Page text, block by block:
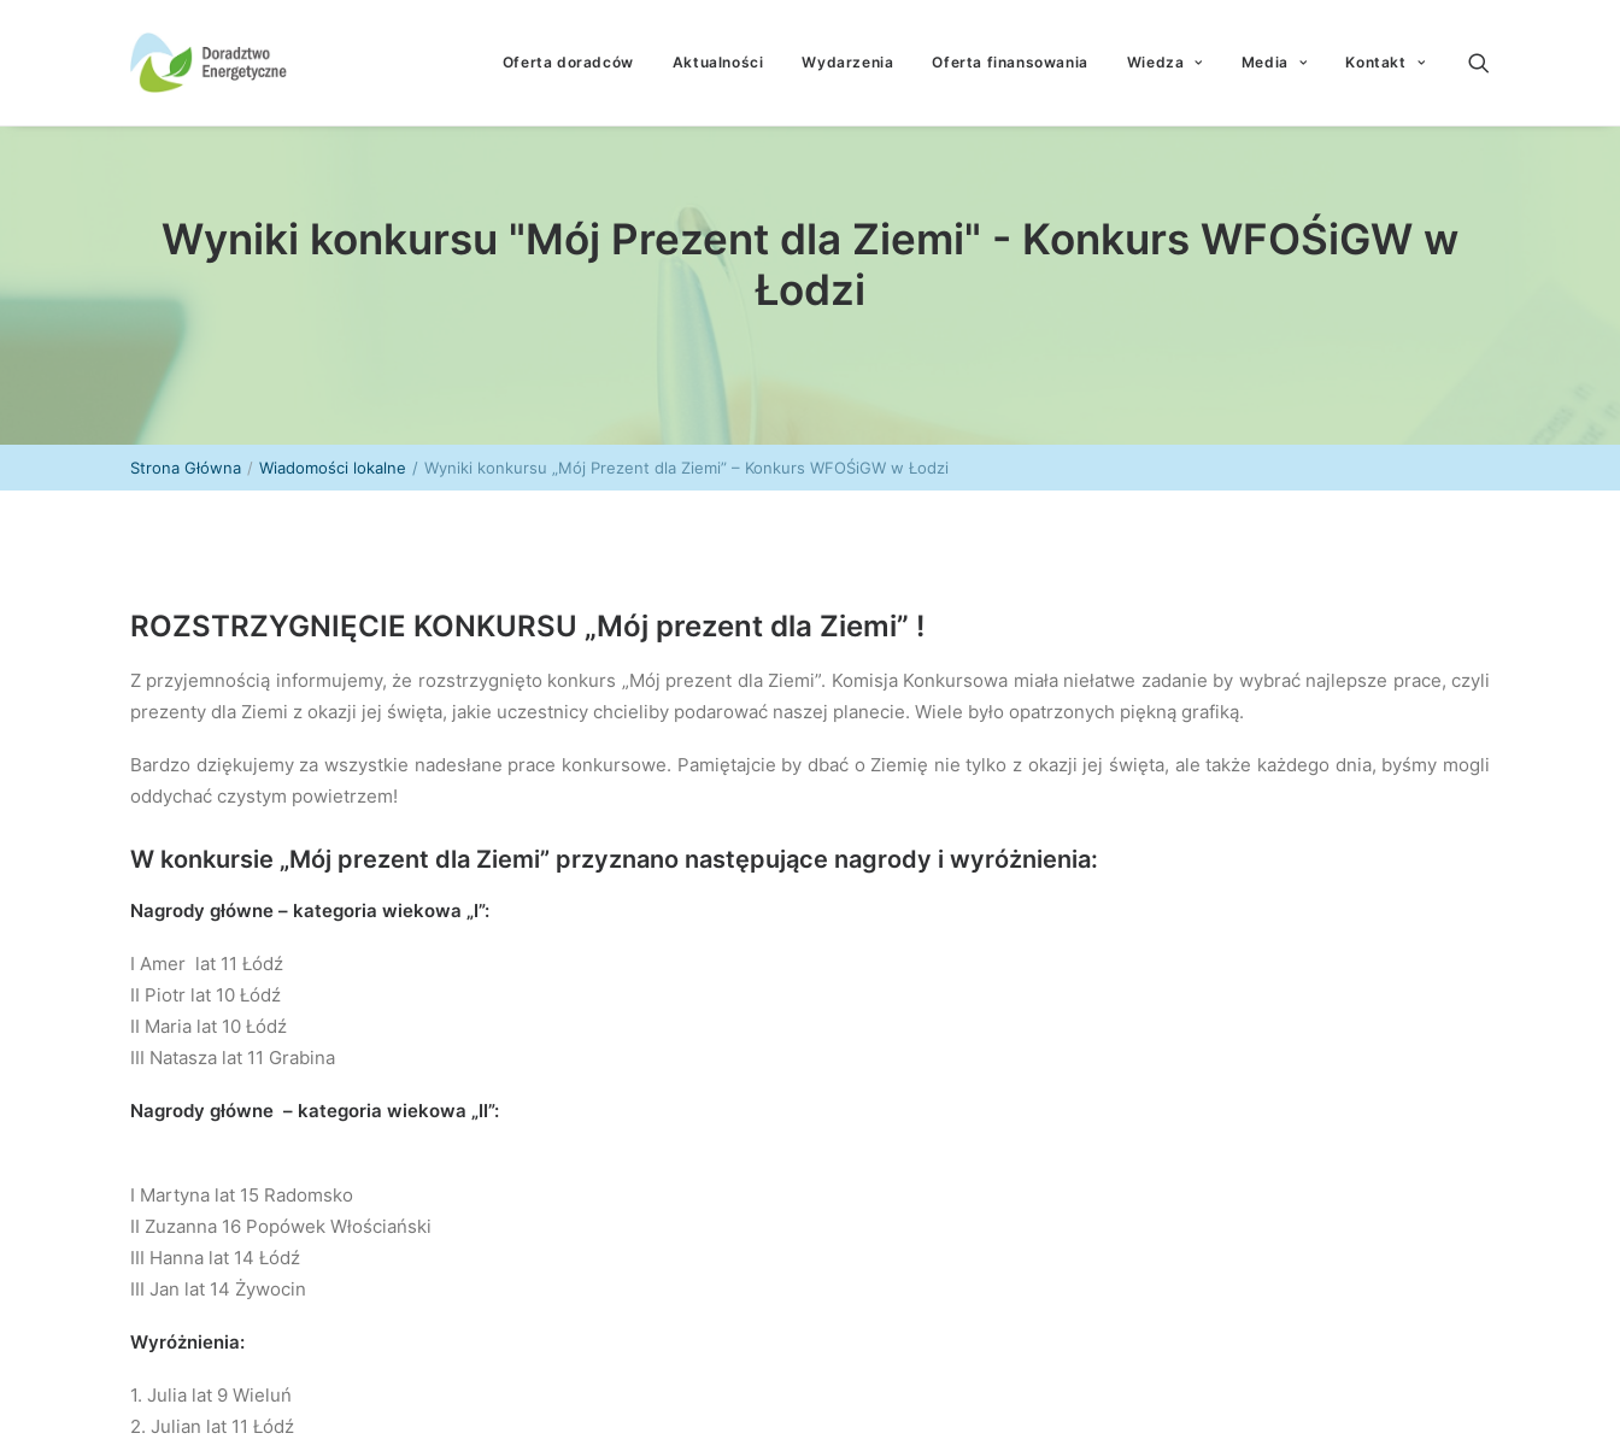
Oferta doradców Aktualności Wydarzenia Oferta finansowania Wiedza Media Kontakt
Wyniki konkursu "Mój Prezent dla Ziemi" - Konkurs WFOŚiGW w
Łodzi
Strona Główna Wiadomości lokalne Wyniki konkursu „Mój Prezent dla Ziemi” – Konkurs WFOŚiGW w Łodzi
ROZSTRZYGNIĘCIE KONKURSU „Mój prezent dla Ziemi” !
Z przyjemnością informujemy, że rozstrzygnięto konkurs „Mój prezent dla Ziemi”. Komisja Konkursowa miała niełatwe zadanie by wybrać najlepsze prace, czyli
prezenty dla Ziemi z okazji jej święta, jakie uczestnicy chcieliby podarować naszej planecie. Wiele było opatrzonych piękną grafiką.
Bardzo dziękujemy za wszystkie nadesłane prace konkursowe. Pamiętajcie by dbać o Ziemię nie tylko z okazji jej święta, ale także każdego dnia, byśmy mogli
oddychać czystym powietrzem!
W konkursie „Mój prezent dla Ziemi” przyznano następujące nagrody i wyróżnienia:
Nagrody główne – kategoria wiekowa „I”:
I Amer lat 11 Łódź
II Piotr lat 10 Łódź
II Maria lat 10 Łódź
III Natasza lat 11 Grabina
Nagrody główne – kategoria wiekowa „II”:
I Martyna lat 15 Radomsko
II Zuzanna 16 Popówek Włościański
III Hanna lat 14 Łódź
III Jan lat 14 Żywocin
Wyróżnienia:
1. Julia lat 9 Wieluń
2. Julian lat 11 Łódź